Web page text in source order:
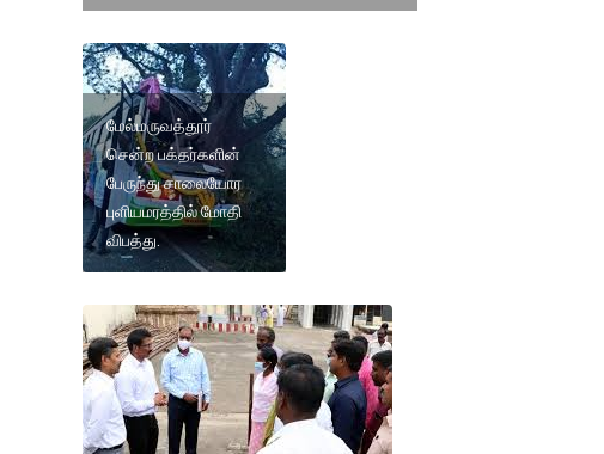
மேல்மருவத்தூர்
சென்ற பக்தர்களின்
பேருந்து சாலையோர
புளியமரத்தில் மோதி
விபத்து.